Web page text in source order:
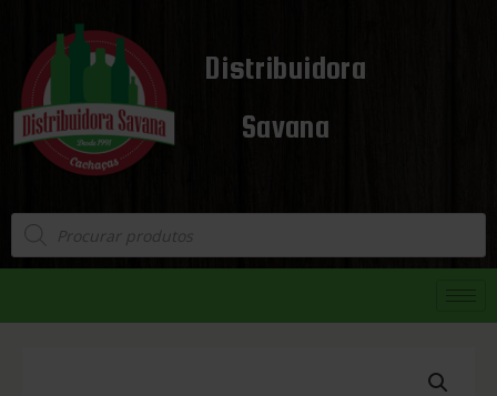
Distribuidora
Savana